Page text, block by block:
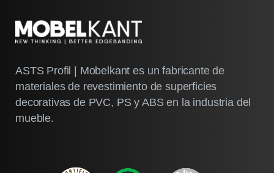
ASTS Profil | Mobelkant es un fabricante de
materiales de revestimiento de superficies
decorativas de PVC, PS y ABS en la industria del
mueble.